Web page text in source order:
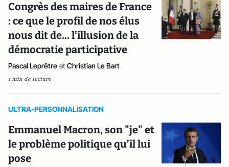
Congrès des maires de France
: ce que le profil de nos élus
nous dit de... l’illusion de la
démocratie participative
Pascal Leprêtre et Christian Le Bart
1 min de lecture
ULTRA-PERSONNALISATION
Emmanuel Macron, son "je" et
le problème politique qu’il lui
pose